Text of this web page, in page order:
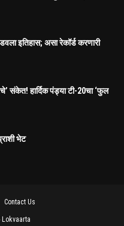
इतिहास; असा रेकॉर्ड करणारी
संकेत! हार्दिक पंड्या टी-20चा ‘फुल
भेट
Contact Us
Lokvaarta